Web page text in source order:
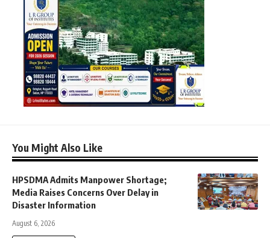
You Might Also Like
HPSDMA Admits Manpower Shortage;
Media Raises Concerns Over Delay in
Disaster Information
August 6, 2026